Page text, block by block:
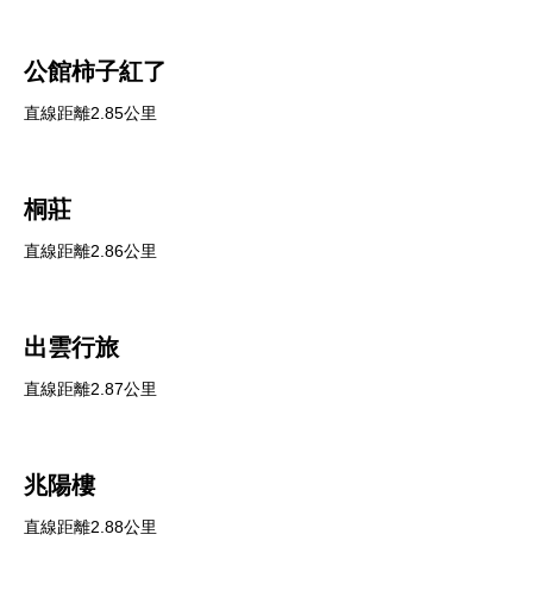
公館柿子紅了
直線距離2.85公里
桐莊
直線距離2.86公里
出雲行旅
直線距離2.87公里
兆陽樓
直線距離2.88公里